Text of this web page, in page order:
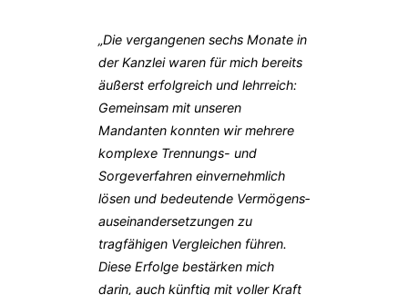
„Die vergangenen sechs Monate in
der Kanzlei waren für mich bereits
äußerst erfolgreich und lehrreich:
Gemeinsam mit unseren
Mandanten konnten wir mehrere
komplexe Trennungs- und
Sorgeverfahren einvernehmlich
lösen und bedeutende Vermögens­
auseinandersetzungen zu
tragfähigen Vergleichen führen.
Diese Erfolge bestärken mich
darin, auch künftig mit voller Kraft